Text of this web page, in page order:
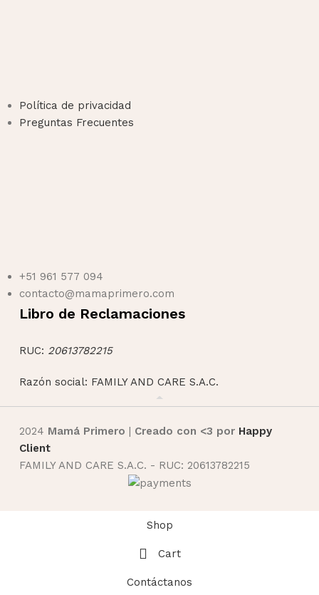
Política de privacidad
Preguntas Frecuentes
+51 961 577 094
contacto@mamaprimero.com
Libro de Reclamaciones
RUC: 20613782215
Razón social: FAMILY AND CARE S.A.C.
2024 Mamá Primero | Creado con <3 por Happy
Client
FAMILY AND CARE S.A.C. - RUC: 20613782215
Shop
Cart
Contáctanos